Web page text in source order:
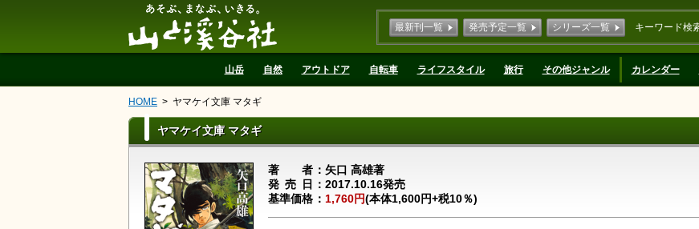
キーワード検
最新刊一覧 発売予定一覧 シリーズ一覧
山岳 自然 アウトドア 自転車 ライフスタイル 旅行 その他ジャンル カレンダー
HOME ヤマケイ文庫 マタギ
ヤマケイ文庫 マタギ
著者矢口 高雄著
発売日 2017.10.16発売
基準価格
1,760円(本体1,600円+税10％)